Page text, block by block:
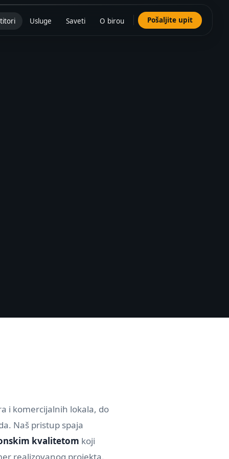
Usluge Saveti O birou Pošaljite upit
i komercijalnih lokala, do
Naš pristup spaja
kvalitetom koji
realizovanog projekta.